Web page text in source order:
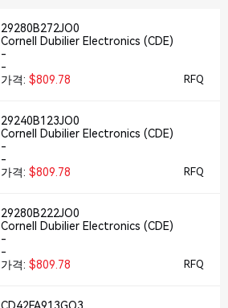
29280B272JO0
Cornell Dubilier Electronics (CDE)
-
-
가격: $809.78 RFQ
29240B123JO0
Cornell Dubilier Electronics (CDE)
-
-
가격: $809.78 RFQ
29280B222JO0
Cornell Dubilier Electronics (CDE)
-
-
가격: $809.78 RFQ